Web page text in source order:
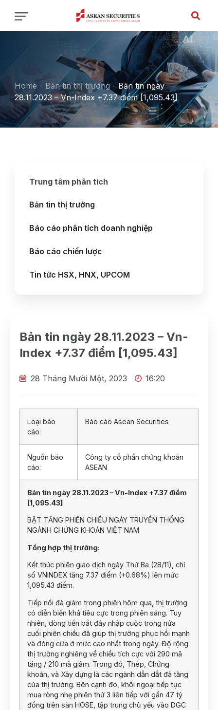
Home - Bản tin thị trường -Bản tin ngày
28.11.2023 – Vn-Index +7.37 điểm [1,095.43]
Trung tâm phân tích
Bản tin thị trường
Báo cáo phân tích doanh nghiệp
Báo cáo chiến lược
Tin tức HSX, HNX, UPCOM
Bản tin ngày 28.11.2023 – Vn-
Index +7.37 điểm [1,095.43]
28 Tháng Mười Một, 2023 16:20
Loại báo
cáo:
Báo cáo Asean Securities
Nguồn báo
cáo:
Công ty cổ phần chứng khoán
ASEAN
Bản tin ngày 28.11.2023 – Vn-Index +7.37 điểm
[1,095.43]
BẬT TĂNG PHIÊN CHIỀU NGÀY TRUYỀN THỐNG
NGÀNH CHỨNG KHOÁN VIỆT NAM
Tổng hợp thị trường:
Kết thúc phiên giao dịch ngày Thứ Ba (28/11), chỉ
số VNINDEX tăng 7.37 điểm (+0.68%) lên mức
1,095.43 điểm.
Tiếp nối đà giảm trong phiên hôm qua, thị trường
có diễn biến khá tiêu cực trong phiên sáng. Tuy
nhiên, dòng tiền bắt đáy nhập cuộc trong nửa
cuối phiên chiều đã giúp thị trường phục hồi mạnh
và đóng cửa ở mức cao nhất trong ngày. Độ rộng
thị trường nghiêng về chiều tích cực với 290 mã
tăng / 210 mã giảm. Trong đó, Thép, Chứng
khoán, và Xây dựng là các ngành dẫn dắt đà tăng
của thị trường. Bên cạnh đó, khối ngoại tiếp tục
mua ròng nhẹ phiên thứ 3 liên tiếp với gần 47 tỷ
đồng trên sàn HOSE, tập trung chủ yếu vào DGC